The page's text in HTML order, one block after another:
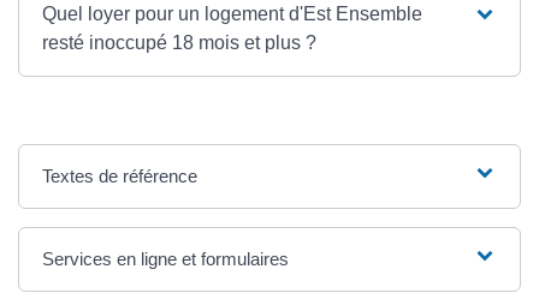
Quel loyer pour un logement d'Est Ensemble
resté inoccupé 18 mois et plus ?
Textes de référence
Services en ligne et formulaires